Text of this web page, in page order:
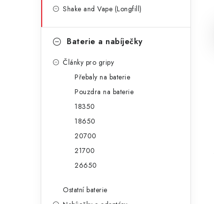
Shake and Vape (Longfill)
Baterie a nabíječky
Články pro gripy
Přebaly na baterie
Pouzdra na baterie
18350
18650
20700
21700
26650
Ostatní baterie